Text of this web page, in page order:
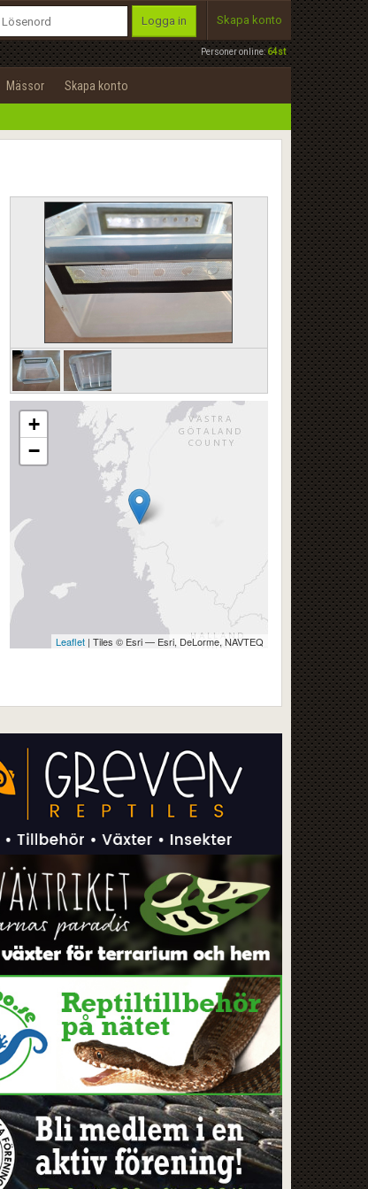
Personer online:64st
Logga in Skapa konto
Mässor Skapa konto
+
−
Leaflet | Tiles © Esri — Esri, DeLorme, NAVTEQ